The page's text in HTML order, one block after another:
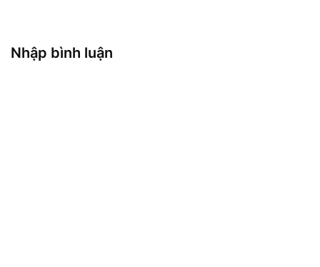
Nhập bình luận